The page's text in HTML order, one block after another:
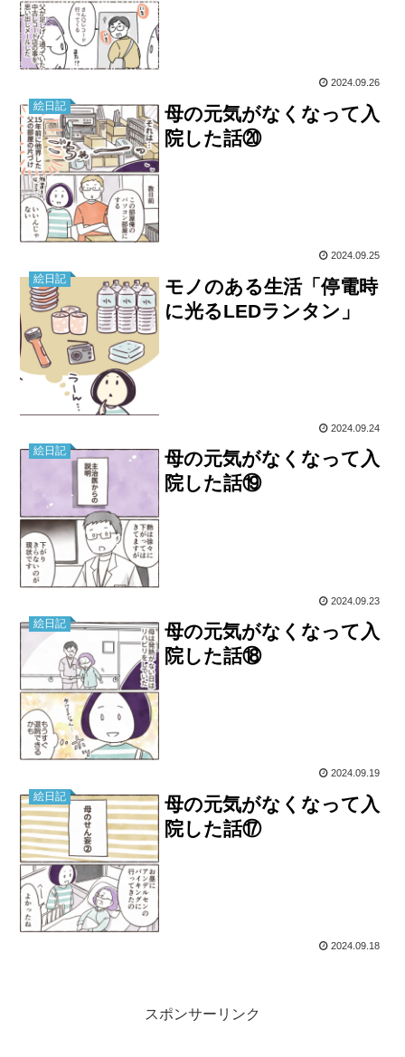
2024.09.26
絵日記
母の元気がなくなって入
院した話⑳
2024.09.25
絵日記
モノのある生活「停電時
に光るLEDランタン」
2024.09.24
絵日記
母の元気がなくなって入
院した話⑲
2024.09.23
絵日記
母の元気がなくなって入
院した話⑱
2024.09.19
絵日記
母の元気がなくなって入
院した話⑰
2024.09.18
スポンサーリンク